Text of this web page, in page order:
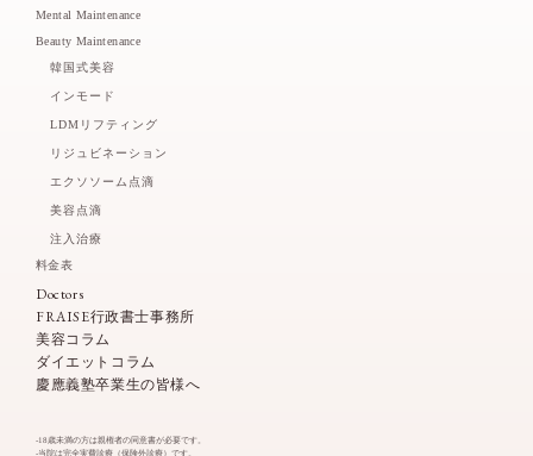
Mental Maintenance
Beauty Maintenance
韓国式美容
インモード
LDMリフティング
リジュビネーション
エクソソーム点滴
美容点滴
注入治療
料金表
Doctors
FRAISE行政書士事務所
美容コラム
ダイエットコラム
慶應義塾卒業生の皆様へ
-18歳未満の方は親権者の同意書が必要です。
-当院は完全実費診療（保険外診療）です。